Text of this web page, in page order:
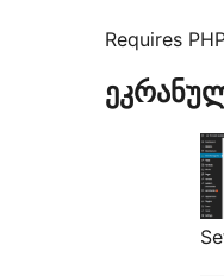
Requires